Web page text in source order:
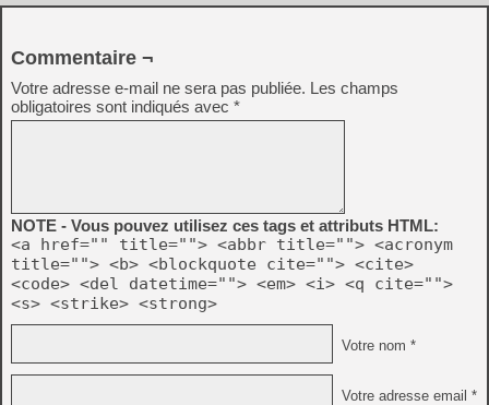
Commentaire ¬
Votre adresse e-mail ne sera pas publiée. Les champs
obligatoires sont indiqués avec *
NOTE - Vous pouvez utilisez ces tags et attributs HTML:
<a href="" title=""> <abbr title=""> <acronym
title=""> <b> <blockquote cite=""> <cite>
<code> <del datetime=""> <em> <i> <q cite="">
<s> <strike> <strong>
Votre nom *
Votre adresse email *